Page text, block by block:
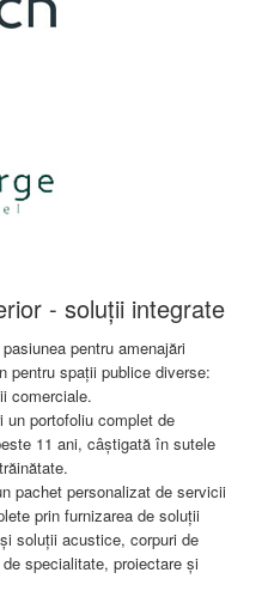
- soluții integrate
pentru amenajări
pentru spații publice diverse:
comerciale.
un portofoliu complet de
11 ani, câștigată în sutele
pachet personalizat de servicii
prin furnizarea de soluții
soluții acustice, corpuri de
specialitate, proiectare și